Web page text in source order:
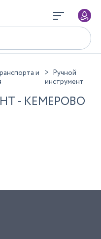
и
Ручной
инструмент
- КЕМЕРОВО